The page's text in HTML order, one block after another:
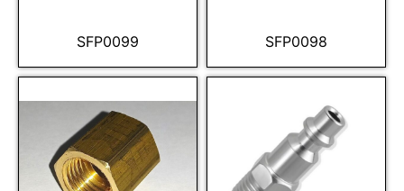
SFP0099 SFP0098